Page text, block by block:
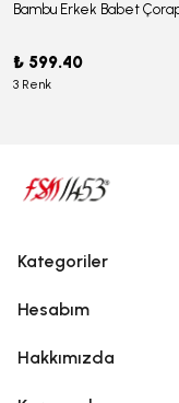
₺ 599.40
3 Renk
Kategoriler
Hesabım
Hakkımızda